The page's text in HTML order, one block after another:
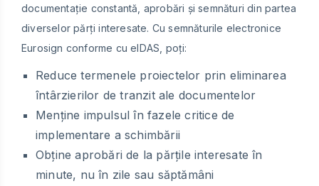
documentație constantă, aprobări și semnături din partea
diverselor părți interesate. Cu semnăturile electronice
Eurosign conforme cu eIDAS, poți:
Reduce termenele proiectelor prin eliminarea
întârzierilor de tranzit ale documentelor
Menține impulsul în fazele critice de
implementare a schimbării
Obține aprobări de la părțile interesate în
minute, nu în zile sau săptămâni